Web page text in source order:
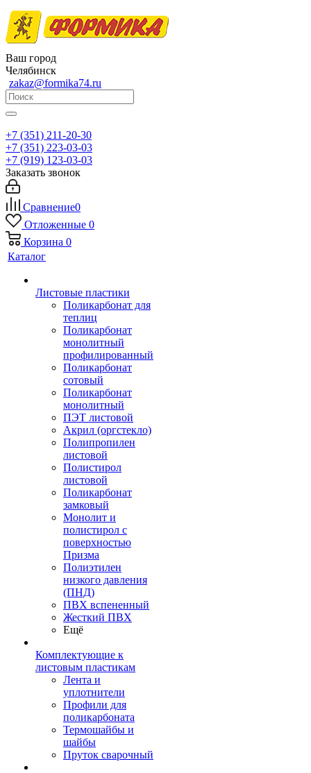
Ваш город
Челябинск
zakaz@formika74.ru
+7 (351) 211-20-30
+7 (351) 223-03-03
+7 (919) 123-03-03
Заказать звонок
Сравнение0
Отложенные 0
Корзина 0
Каталог
Листовые пластики
Поликарбонат для
теплиц
Поликарбонат
монолитный
профилированный
Поликарбонат
сотовый
Поликарбонат
монолитный
ПЭТ листовой
Акрил (оргстекло)
Полипропилен
листовой
Полистирол
листовой
Поликарбонат
замковый
Монолит и
полистирол с
поверхностью
Призма
Полиэтилен
низкого давления
(ПНД)
ПВХ вспененный
Жесткий ПВХ
Ещё
Комплектующие к
листовым пластикам
Лента и
уплотнители
Профили для
поликарбоната
Термошайбы и
шайбы
Пруток сварочный